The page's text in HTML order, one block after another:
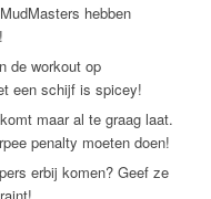
hebben
de workout op
een schijf is spicey!
maar al te graag laat.
penalty moeten doen!
erbij komen? Geef ze